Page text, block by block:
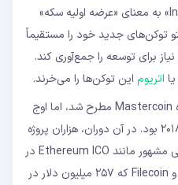
مخفف «Initial Coin Offering» به معنای «عرضه اولیه سکه»
توکن‌های جدید خود را مستقیماً
برای توسعه را جمع‌آوری کند.
یا اتریوم این توکن‌ها را می‌خرند.
ICO اولین بار در سال ۲۰۱۳ با پروژه Mastercoin مطرح شد، اما اوج
محبوبیت آن در سال‌های ۲۰۱۷ و ۲۰۱۸ بود. در آن دوران، هزاران پروژه
مبالغ هنگفتی جمع‌آوری کردند. برخی مشهور مانند Ethereum ICO در
۲۰۱۴ که ۱۸ میلیون دلار جمع کرد، و Filecoin که ۲۵۷ میلیون دلار در